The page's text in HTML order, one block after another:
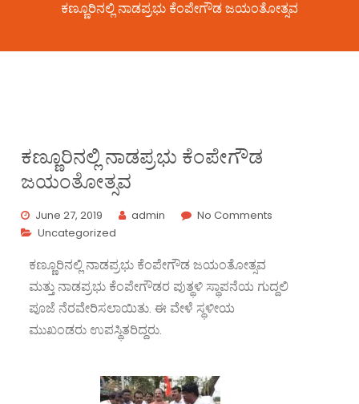
ಕಣ್ಣೂರಿನಲ್ಲಿ ನಾಡಪ್ರಭು ಕೆಂಪೇಗೌಡ ಜಯಂತೋತ್ಸವ
ಕಣ್ಣೂರಿನಲ್ಲಿ ನಾಡಪ್ರಭು ಕೆಂಪೇಗೌಡ
ಜಯಂತೋತ್ಸವ
June 27, 2019 admin
No Comments
Uncategorized
ಕಣ್ಣೂರಿನಲ್ಲಿ ನಾಡಪ್ರಭು ಕೆಂಪೇಗೌಡ ಜಯಂತೋತ್ಸವ
ಮತ್ತು ನಾಡಪ್ರಭು ಕೆಂಪೇಗೌಡರ ಪುತ್ಥಳಿ ಸ್ಥಾಪನೆಯ ಗುದ್ದಲಿ
ಪೂಜೆ ನೆರವೇರಿಸಲಾಯಿತು. ಈ ವೇಳೆ ಸ್ಥಳೀಯ
ಮುಖಂಡರು ಉಪಸ್ಥಿತರಿದ್ದರು.